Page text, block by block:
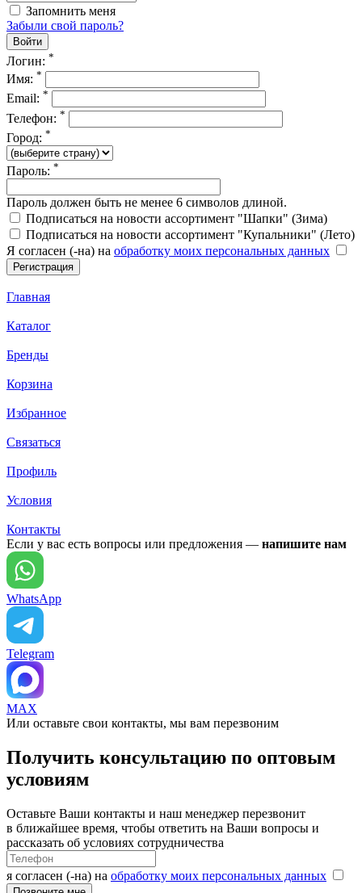
Запомнить меня
Забыли свой пароль?
Логин: *
Имя: *
Email: *
Телефон: *
Город: *
Пароль: *
Пароль должен быть не менее 6 символов длиной.
Подписаться на новости ассортимент "Шапки" (Зима)
Подписаться на новости ассортимент "Купальники" (Лето)
Я согласен (-на) на обработку моих персональных данных
Главная
Каталог
Бренды
Корзина
Избранное
Связаться
Профиль
Условия
Контакты
Если у вас есть вопросы или предложения — напишите нам
WhatsApp
Telegram
MAX
Или оставьте свои контакты, мы вам перезвоним
Получить консультацию по оптовым
условиям
Оставьте Ваши контакты и наш менеджер перезвонит
в ближайшее время, чтобы ответить на Ваши вопросы и
рассказать об условиях сотрудничества
я согласен (-на) на обработку моих персональных данных